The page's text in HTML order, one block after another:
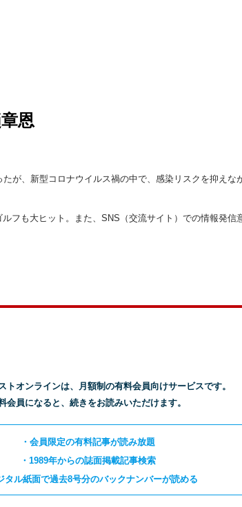
恩
が、新型コロナウイルス禍の中で、感染リスクを抑えな
も大ヒット。また、SNS（交流サイト）での情報発
トオンラインは、月額制の有料会員向けサービスです。
会員になると、続きをお読みいただけます。
・会員限定の有料記事が読み放題
・1989年からの誌面掲載記事検索
タル紙面で過去8号分のバックナンバーが読める